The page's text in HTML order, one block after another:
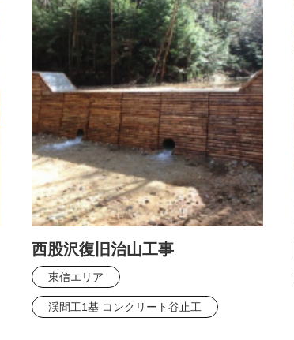
西股沢復旧治山工事
東信エリア
渓間工1基 コンクリート谷止工